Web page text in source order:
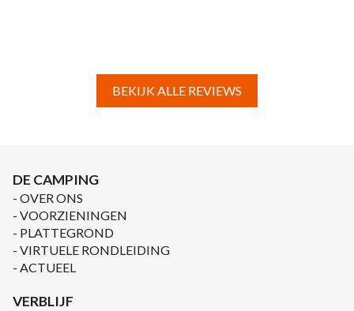
BEKIJK ALLE REVIEWS
DE CAMPING
OVER ONS
VOORZIENINGEN
PLATTEGROND
VIRTUELE RONDLEIDING
ACTUEEL
VERBLIJF